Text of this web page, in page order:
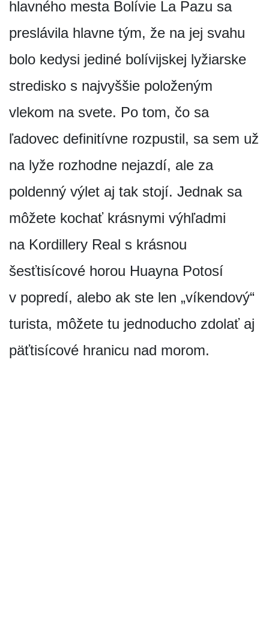
hlavného mesta Bolívie La Pazu sa
preslávila hlavne tým, že na jej svahu
bolo kedysi jediné bolívijskej lyžiarske
stredisko s najvyššie položeným
vlekom na svete. Po tom, čo sa
ľadovec definitívne rozpustil, sa sem už
na lyže rozhodne nejazdí, ale za
poldenný výlet aj tak stojí. Jednak sa
môžete kochať krásnymi výhľadmi
na Kordillery Real s krásnou
šesťtisícové horou Huayna Potosí
v popredí, alebo ak ste len „víkendový“
turista, môžete tu jednoducho zdolať aj
päťtisícové hranicu nad morom.